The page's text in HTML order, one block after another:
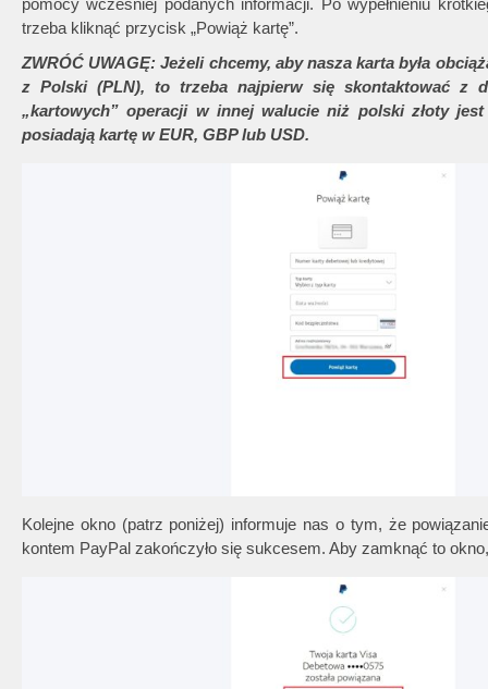
pomocy wcześniej podanych informacji. Po wypełnieniu
trzeba kliknąć przycisk „Powiąż kartę”.
ZWRÓĆ UWAGĘ: Jeżeli chcemy, aby nasza karta była
z Polski (PLN), to trzeba najpierw się skontaktować z
„kartowych” operacji w innej walucie niż polski złoty
posiadają kartę w EUR, GBP lub USD.
Kolejne okno (patrz poniżej) informuje nas o tym, że
kontem PayPal zakończyło się sukcesem. Aby zamknąć to